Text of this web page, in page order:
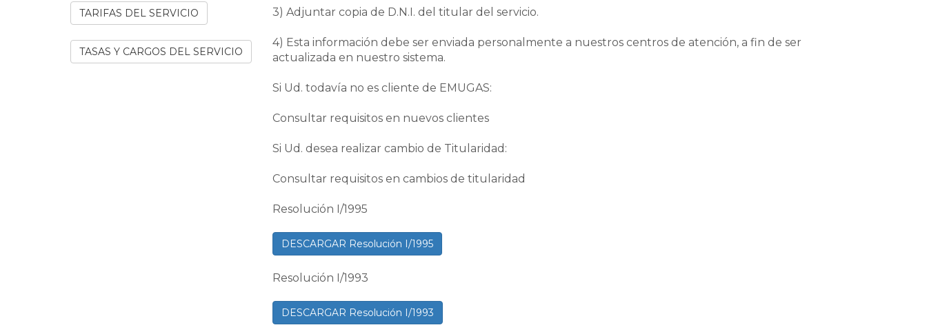
TARIFAS DEL SERVICIO
TASAS Y CARGOS DEL SERVICIO
3) Adjuntar copia de D.N.I. del titular del servicio.
4) Esta información debe ser enviada personalmente a nuestros centros de atención, a fin de ser
actualizada en nuestro sistema.
Si Ud. todavía no es cliente de EMUGAS:
Consultar requisitos en nuevos clientes
Si Ud. desea realizar cambio de Titularidad:
Consultar requisitos en cambios de titularidad
Resolución I/1995
DESCARGAR Resolución I/1995
Resolución I/1993
DESCARGAR Resolución I/1993